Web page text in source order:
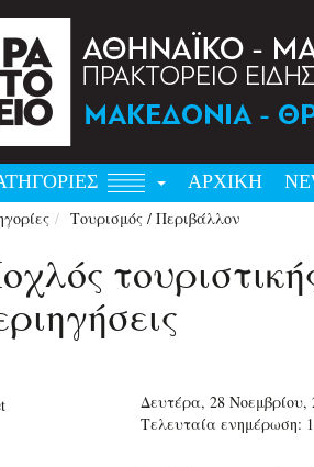
ΑΡΧΙΚΗ
Τουρισμός / Περιβάλλον
Δευτέρα, 28 Νοεμβρίου,
Τελευταία ενημέρωση: